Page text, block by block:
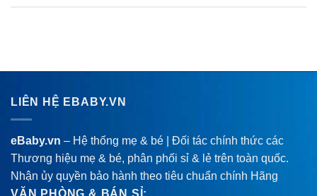
LIÊN HỆ EBABY.VN
eBaby.vn – Hệ thống mẹ & bé | Đối tác chính thức các
Thương hiệu mẹ & bé, phân phối sỉ & lẻ trên toàn quốc.
Nhận ủy quyền bảo hành theo tiêu chuẩn chính Hãng
VĂN PHÒNG & BÁN SỈ: